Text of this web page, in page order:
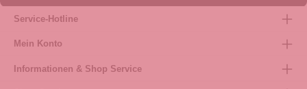
Service-Hotline
Mein Konto
Informationen & Shop Service